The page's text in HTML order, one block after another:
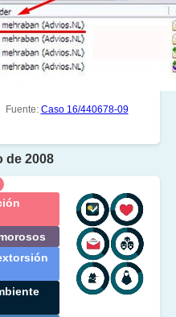
Fuente: Caso 16/440678-09
de 2008